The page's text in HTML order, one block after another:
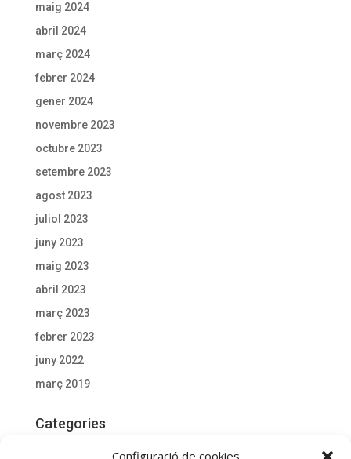
Configuració de cookies
maig 2024
abril 2024
març 2024
febrer 2024
gener 2024
novembre 2023
octubre 2023
setembre 2023
agost 2023
juliol 2023
juny 2023
maig 2023
abril 2023
març 2023
febrer 2023
juny 2022
març 2019
Categories